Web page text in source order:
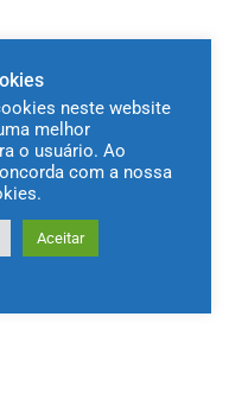
eApp Store
neste website
melhor
o usuário. Ao
com a nossa
Aceitar